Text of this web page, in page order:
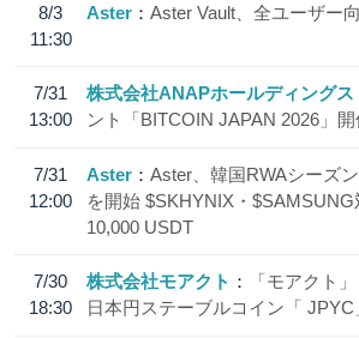
8/3
11:30
Aster Aster Vault、全ユーザー
7/31
13:00
株式会社ANAPホールディングス
ント「BITCOIN JAPAN 2026」
7/31
12:00
Aster
Aster、韓国RWAシーズ
を開始 $SKHYNIX・
10,000 USDT
7/30
18:30
株式会社モアクト
「モアクト
日本円ステーブルコイン「 JPYC